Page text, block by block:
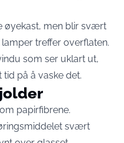
øyekast, men blir svært
treffer overflaten.
som ser uklart ut,
på å vaske det.
papirfibrene.
svært